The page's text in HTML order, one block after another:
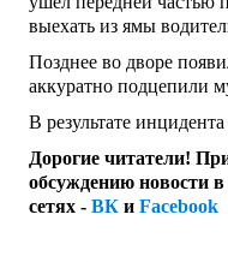
выехать из ямы
Позднее во дворе
аккуратно подцепили
В результате
Дорогие читатели!
обсуждению новости
сетях - ВК и Facebook